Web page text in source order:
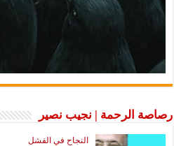
رصاصة الرحمة | نجيب نصير
النجاح في الفشل